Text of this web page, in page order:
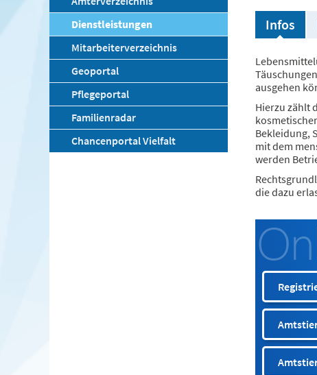
Dienstleistungen
Mitarbeiterverzeichnis
Geoportal
Pflegeportal
Familienradar
Chancenportal Vielfalt
Infos
ausgehen
Hierzu zählt
Bekleidung,
mit dem
werden
die dazu